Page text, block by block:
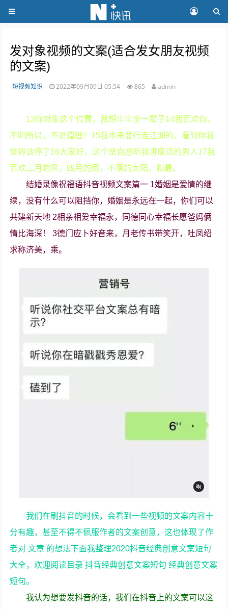
发对象视频的文案(适合发女朋友视频
的文案)
短视频知识 2022年09月09日 05:54 865 admin
13你对象这个位置，我想牢牢坐一辈子14我喜欢你，
不明所以，不讲道理！15我本来要行走江湖的，看到你我
觉得该停了16大家好，这个是自愿听我讲废话的男人17我
喜欢三月的风，四月的雨，不落的太阳，和最。
结婚录像祝福语抖音视频文案篇一 1婚姻是爱情的继
续，没有什么可以阻挡你，婚姻是永远在一起，你们可以
共建新天地 2相亲相爱幸福永，同德同心幸福长愿爸妈俩
情比海深！ 3德门应卜好音来，月老传书带笑开，吐凤绍
求称济美，乘。
我们在刷抖音的时候，会看到一些视频的文案内容十
分有趣，甚至不得不佩服作者的文案创意，这也体现了作
者对 文章 的想法下面我整理2020抖音经典创意文案短句
大全，欢迎阅读目录 抖音经典创意文案短句 经典创意文案
短句。
我认为想要发抖音的话，我们在抖音上的文案可以这